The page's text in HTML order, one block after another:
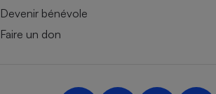
Devenir bénévole
Faire un don